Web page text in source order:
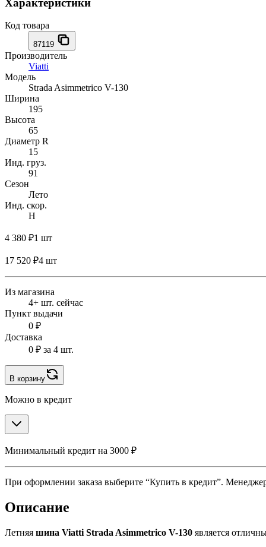
Код товара
87119
Производитель
Viatti
Модель
Strada Asimmetrico V-130
Ширина
195
Высота
65
Диаметр R
15
Инд. груз.
91
Сезон
Лето
Инд. скор.
H
4 380 ₽1 шт
17 520 ₽4 шт
Из магазина
4+ шт. сейчас
Пункт выдачи
0 ₽
Доставка
0 ₽ за 4 шт.
В корзину
Можно в кредит
Минимальный кредит на 3000 ₽
При оформлении заказа выберите “Купить в кредит”.
Описание
Летняя шина Viatti Strada Asimmetrico V-130 является